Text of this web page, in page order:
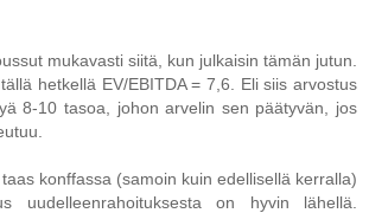
mukavasti siitä, kun julkaisin tämän jutun.
hetkellä EV/EBITDA = 7,6. Eli siis arvostus
8-10 tasoa, johon arvelin sen päätyvän, jos
konffassa (samoin kuin edellisellä kerralla)
uudelleenrahoituksesta on hyvin lähellä.